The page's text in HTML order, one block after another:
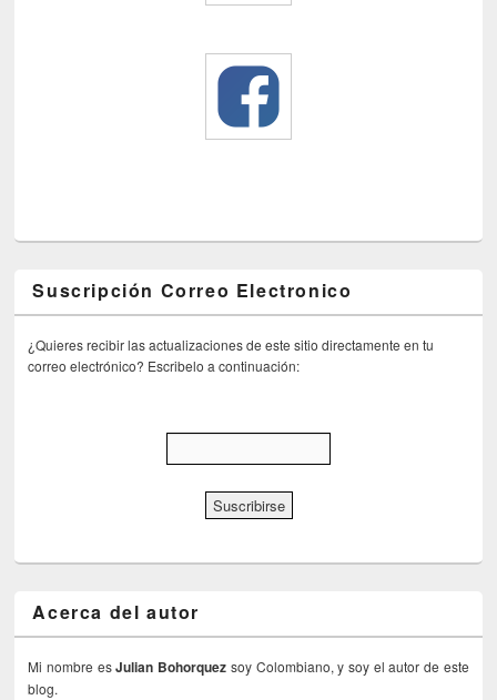
Suscripción Correo Electronico
¿Quieres recibir las actualizaciones de este sitio directamente en tu
correo electrónico? Escribelo a continuación:
Acerca del autor
Mi nombre esJulian Bohorquez soy Colombiano, y soy el autor de este
blog.